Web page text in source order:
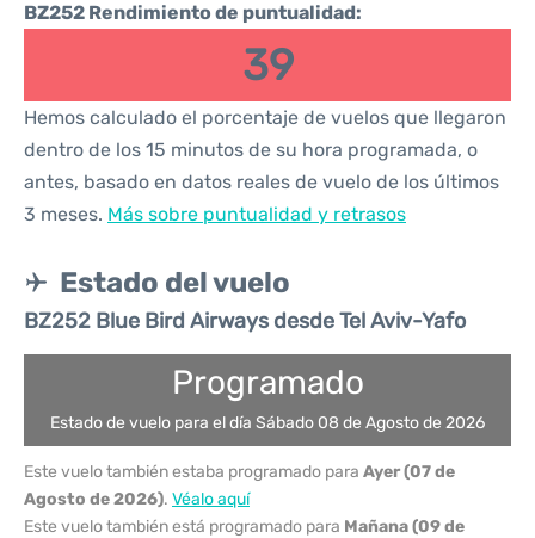
BZ252 Rendimiento de puntualidad:
39
Hemos calculado el porcentaje de vuelos que llegaron
dentro de los 15 minutos de su hora programada, o
antes, basado en datos reales de vuelo de los últimos
3 meses. Más sobre puntualidad y retrasos
Estado del vuelo
BZ252 Blue Bird Airways desde Tel Aviv-Yafo
Programado
Estado de vuelo para el día Sábado 08 de Agosto de 2026
Este vuelo también estaba programado para Ayer (07 de
Agosto de 2026). Véalo aquí
Este vuelo también está programado para Mañana (09 de